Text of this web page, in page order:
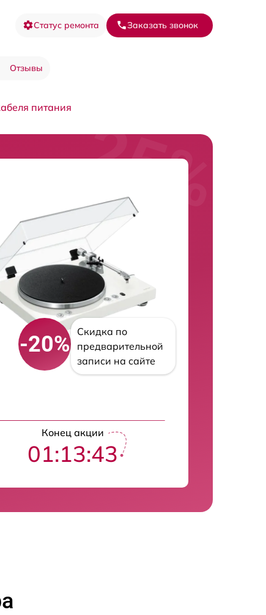
Статус ремонта Заказать звонок
Отзывы
питания
-20%
Скидка по
предварительной
записи на сайте
Конец акции
01:13:42